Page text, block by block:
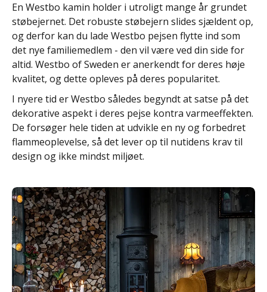
En Westbo kamin holder i utroligt mange år grundet
støbejernet. Det robuste støbejern slides sjældent op,
og derfor kan du lade Westbo pejsen flytte ind som
det nye familiemedlem - den vil være ved din side for
altid. Westbo of Sweden er anerkendt for deres høje
kvalitet, og dette opleves på deres popularitet.
I nyere tid er Westbo således begyndt at satse på det
dekorative aspekt i deres pejse kontra varmeeffekten.
De forsøger hele tiden at udvikle en ny og forbedret
flammeoplevelse, så det lever op til nutidens krav til
design og ikke mindst miljøet.